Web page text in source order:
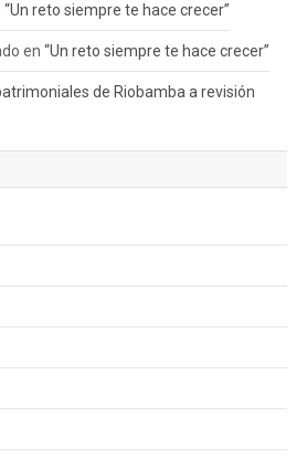
“Un reto siempre te hace crecer”
en “Un reto siempre te hace crecer”
de Riobamba a revisión